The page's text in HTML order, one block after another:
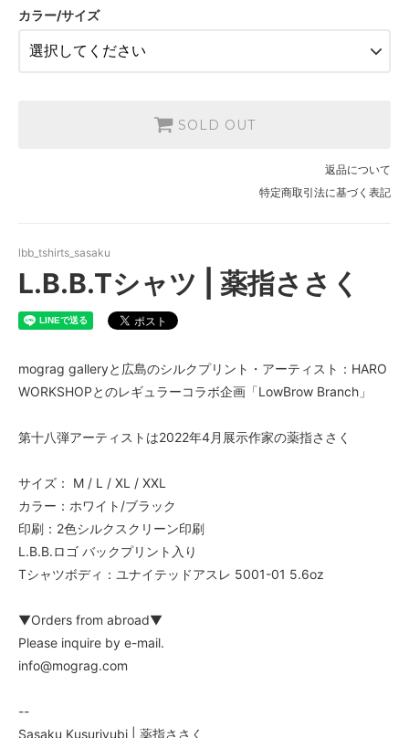
ブラックM
SOLD OUT
ブラックXXL
SOLD OUT
カラー/サイズ
SOLD OUT
返品について
特定商取引法に基づく表記
lbb_tshirts_sasaku
L.B.B.Tシャツ | 薬指ささく
mograg galleryと広島のシルクプリント・アーティスト：HARO
WORKSHOPとのレギュラーコラボ企画「LowBrow Branch」
第十八弾アーティストは2022年4月展示作家の薬指ささく
サイズ： M / L / XL / XXL
カラー：ホワイト/ブラック
印刷：2色シルクスクリーン印刷
L.B.B.ロゴ バックプリント入り
Tシャツボディ：ユナイテッドアスレ 5001-01 5.6oz
▼Orders from abroad▼
Please inquire by e-mail.
info@mograg.com
--
Sasaku Kusuriyubi | 薬指ささく